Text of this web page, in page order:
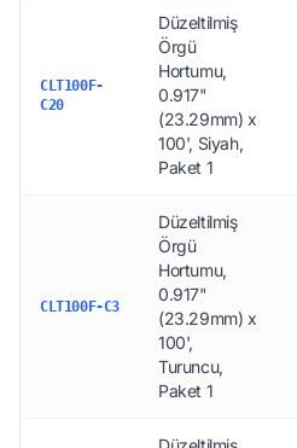
CLT100F-
C20
Düzeltilmiş
Örgü
Hortumu,
0.917"
(23.29mm) x
100', Siyah,
Paket 1
CLT100F-C3
Düzeltilmiş
Örgü
Hortumu,
0.917"
(23.29mm) x
100',
Turuncu,
Paket 1